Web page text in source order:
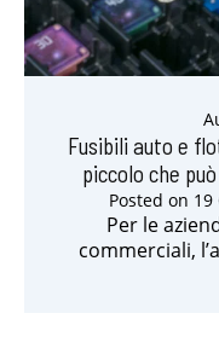
Fusibili auto e
piccolo che
Posted on 19
Per le
commerciali,